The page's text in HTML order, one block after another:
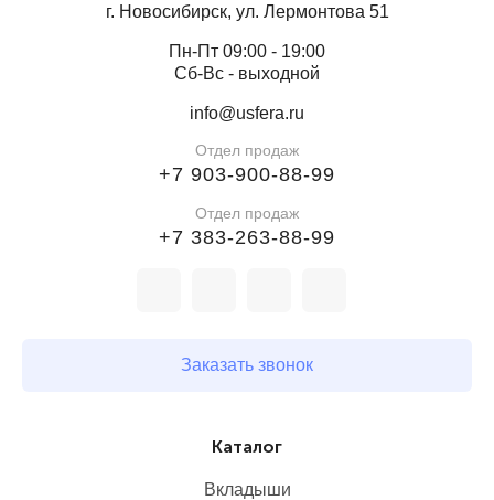
Свяжитесь с нами для консультации, и мы подберем
оптимальное решение для вашего бизнеса. Вы
можете оставить заявку на сайте или позвонить по
указанному номеру. Гарантируем надежность,
Купите вкладыши для бассейна оптом прямо
сейчас – надежное решение для герметичности и
долговечности вашего бассейна!
Каталог
Вкладыши
г. Новосибирск, ул. Лермонтова 51
Пн-Пт 09:00 - 19:00
Сб-Вс - выходной
info@usfera.ru
Отдел продаж
+7 903-900-88-99
Отдел продаж
+7 383-263-88-99
Заказать звонок